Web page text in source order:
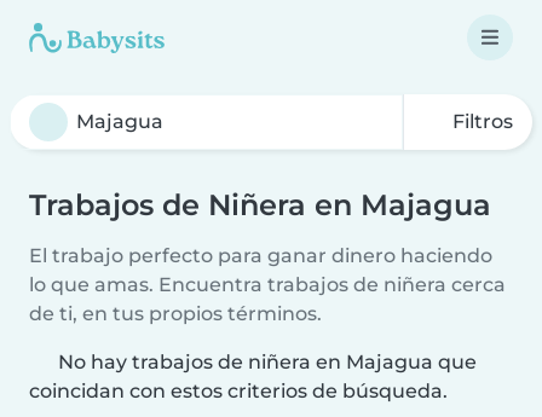
Filtros
Trabajos de Niñera en Majagua
El trabajo perfecto para ganar dinero haciendo
lo que amas. Encuentra trabajos de niñera cerca
de ti, en tus propios términos.
No hay trabajos de niñera en Majagua que
coincidan con estos criterios de búsqueda.